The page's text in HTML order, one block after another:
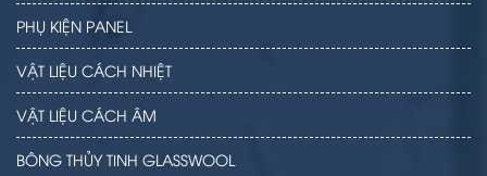
PHỤ KIỆN PANEL
VẬT LIỆU CÁCH NHIỆT
VẬT LIỆU CÁCH ÂM
BÔNG THỦY TINH GLASSWOOL